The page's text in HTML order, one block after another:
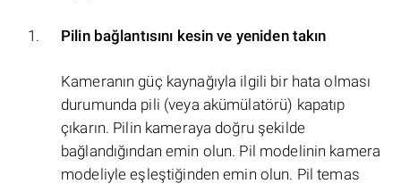
Pilin bağlantısını kesin ve yeniden takın
Kameranın güç kaynağıyla ilgili bir hata olması
durumunda pili (veya akümülatörü) kapatıp
çıkarın. Pilin kameraya doğru şekilde
bağlandığından emin olun. Pil modelinin kamera
modeliyle eşleştiğinden emin olun. Pil temas